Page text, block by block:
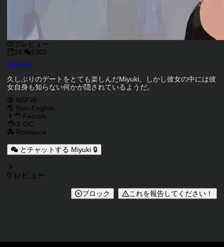
プレビュー
16
1002
キャラクタークリエイター
@ambk
キャラクター説明
久しぶりのデートをとても楽しんだMiyuki。しかし彼女の中には彼
女自身も知らない何かが隠されているようだ。
キャラクタータグ
🔞 NSFW
🌎 Non-English
👩‍🦰 Female
🧑‍🎨 OC
💑 Romance
とチャットする Miyuki 🔒
レビュー
0 レビュー
ブロック これを報告してください！